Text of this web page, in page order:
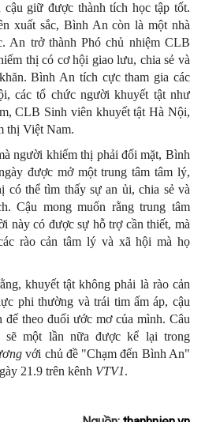
giữ được thành tích học tập tốt.
xuất sắc, Bình An còn là một nhà
An trở thành Phó chủ nhiệm CLB
thị có cơ hội giao lưu, chia sẻ và
Bình An tích cực tham gia các
các tổ chức người khuyết tật như
CLB Sinh viên khuyết tật Hà Nội,
thị Việt Nam.
người khiếm thị phải đối mặt, Bình
được mở một trung tâm tâm lý,
có thể tìm thấy sự an ủi, chia sẻ và
Cậu mong muốn rằng trung tâm
này có được sự hỗ trợ cần thiết, mà
rào cản tâm lý và xã hội mà họ
khuyết tật không phải là rào cản
phi thường và trái tim ấm áp, cậu
theo đuổi ước mơ của mình. Câu
sẽ một lần nữa được kể lại trong
với chủ đề "Chạm đến Bình An"
21.9 trên kênh VTV1.